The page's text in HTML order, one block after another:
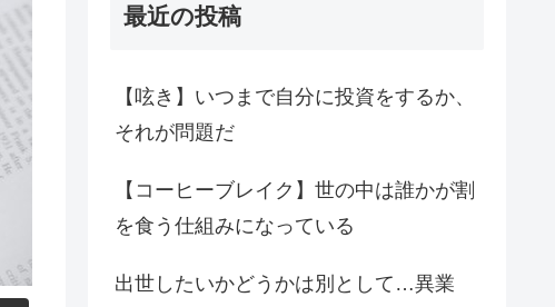
最近の投稿
【呟き】いつまで自分に投資をするか、
それが問題だ
【コーヒーブレイク】世の中は誰かが割
を食う仕組みになっている
出世したいかどうかは別として…異業